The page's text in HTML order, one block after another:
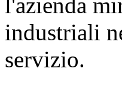
industriali
servizio.